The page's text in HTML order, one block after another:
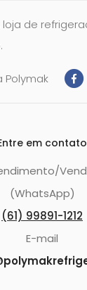
loja de
Polymak
em contato
(WhatsApp)
(61) 99891-1212
E-mail